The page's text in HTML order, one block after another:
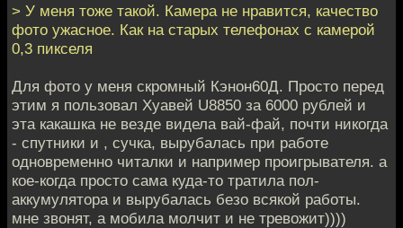
> У меня тоже такой. Камера не нравится, качество
фото ужасное. Как на старых телефонах с камерой
0,3 пикселя
Для фото у меня скромный Кэнон60Д. Просто перед
этим я пользовал Хуавей U8850 за 6000 рублей и
эта какашка не везде видела вай-фай, почти никогда
- спутники и , сучка, вырубалась при работе
одновременно читалки и например проигрывателя. а
кое-когда просто сама куда-то тратила пол-
аккумулятора и вырубалась безо всякой работы.
мне звонят, а мобила молчит и не тревожит))))